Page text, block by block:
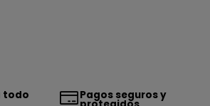
todo Pagos seguros y